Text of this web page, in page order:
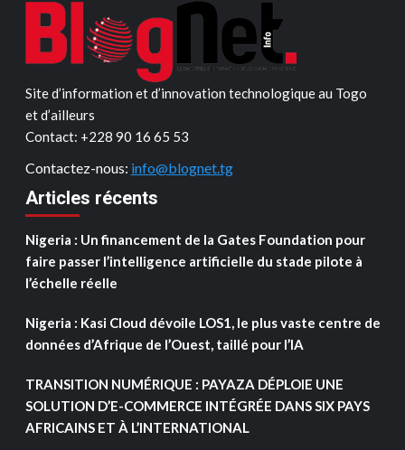
Site d’information et d’innovation technologique au Togo
et d’ailleurs
Contact: ‪+228 90 16 65 53‬
Contactez-nous: info@blognet.tg
Articles récents
Nigeria : Un financement de la Gates Foundation pour
faire passer l’intelligence artificielle du stade pilote à
l’échelle réelle
Nigeria : Kasi Cloud dévoile LOS1, le plus vaste centre de
données d’Afrique de l’Ouest, taillé pour l’IA
TRANSITION NUMÉRIQUE : PAYAZA DÉPLOIE UNE
SOLUTION D’E-COMMERCE INTÉGRÉE DANS SIX PAYS
AFRICAINS ET À L’INTERNATIONAL